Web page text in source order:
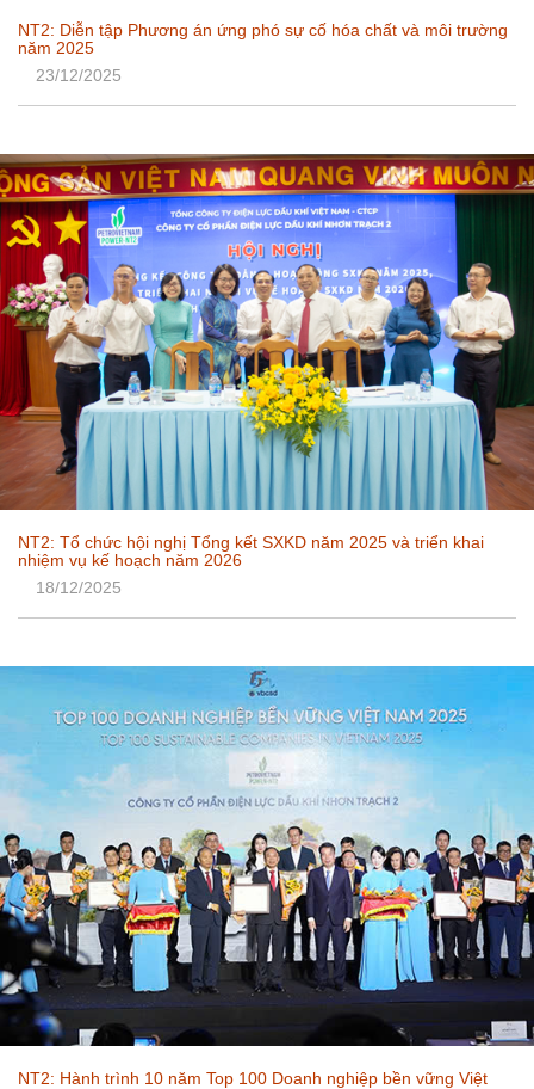
NT2: Diễn tập Phương án ứng phó sự cố hóa chất và môi trường
năm 2025
23/12/2025
NT2: Tổ chức hội nghị Tổng kết SXKD năm 2025 và triển khai
nhiệm vụ kế hoạch năm 2026
18/12/2025
NT2: Hành trình 10 năm Top 100 Doanh nghiệp bền vững Việt